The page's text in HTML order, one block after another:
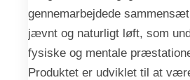
gennemarbejdede
jævnt og naturligt løft, som
fysiske og mentale
Produktet er udviklet til at